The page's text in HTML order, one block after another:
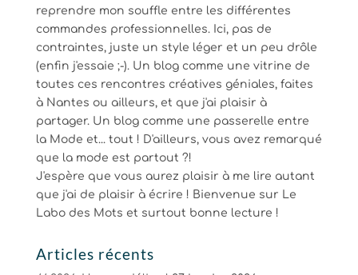
reprendre mon souffle entre les différentes
commandes professionnelles. Ici, pas de
contraintes, juste un style léger et un peu drôle
(enfin j'essaie ;-). Un blog comme une vitrine de
toutes ces rencontres créatives géniales, faites
à Nantes ou ailleurs, et que j'ai plaisir à
partager. Un blog comme une passerelle entre
la Mode et... tout ! D'ailleurs, vous avez remarqué
que la mode est partout ?!
J'espère que vous aurez plaisir à me lire autant
que j'ai de plaisir à écrire ! Bienvenue sur Le
Labo des Mots et surtout bonne lecture !
Articles récents